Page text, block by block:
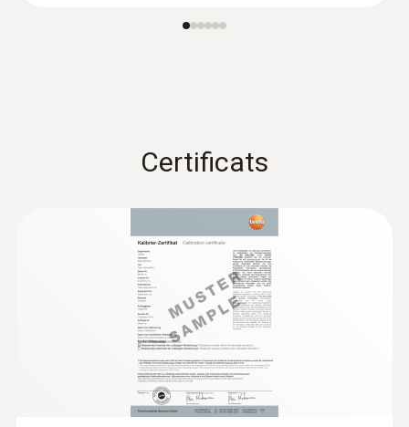
Certificats